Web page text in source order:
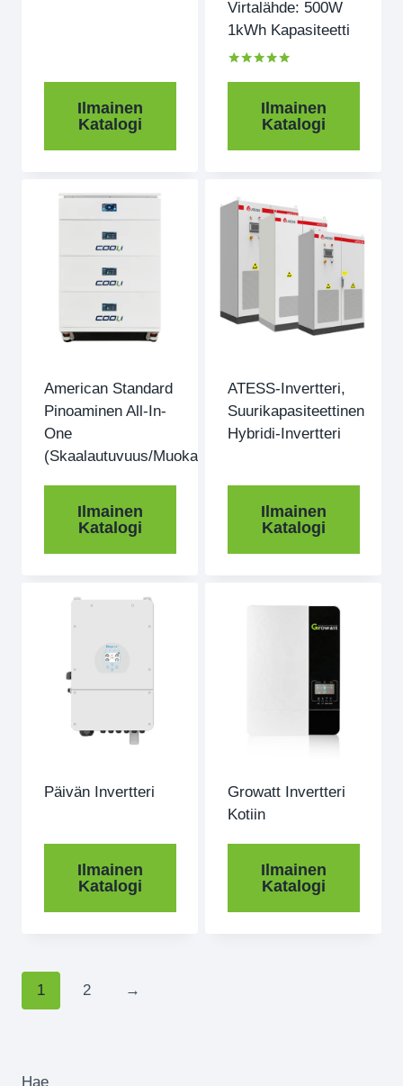
Ilmainen
Katalogi
Virtalähde: 500W
1kWh Kapasiteetti
Ilmainen
Katalogi
American Standard
Pinoaminen All-In-
One
(Skaalautuvuus/muokattavissa)
Ilmainen
Katalogi
ATESS-Invertteri,
Suurikapasiteettinen
Hybridi-Invertteri
Ilmainen
Katalogi
Päivän Invertteri
Ilmainen
Katalogi
Growatt Invertteri
Kotiin
Ilmainen
Katalogi
1 2 →
Hae